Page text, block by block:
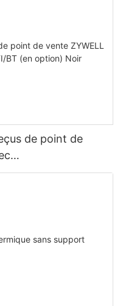
de point de
option) Noir